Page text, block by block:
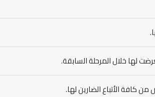
لها خلال المرحلة السابقة.
كافة الأتباع الضارين لها.